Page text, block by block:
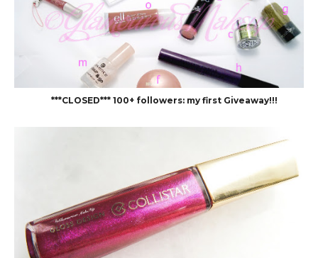
***CLOSED*** 100+ followers: my first Giveaway!!!